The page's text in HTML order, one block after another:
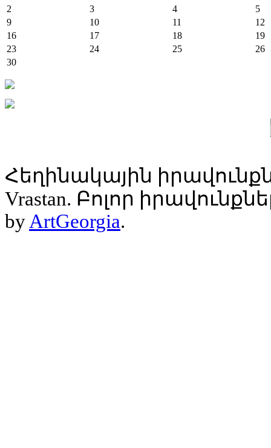
2 3 4
5
9
10 11
12
16
17 18
19
23
24 25
26
30
Հեղինակային
Vrastan. Բոլոր
by ArtGeorgia.